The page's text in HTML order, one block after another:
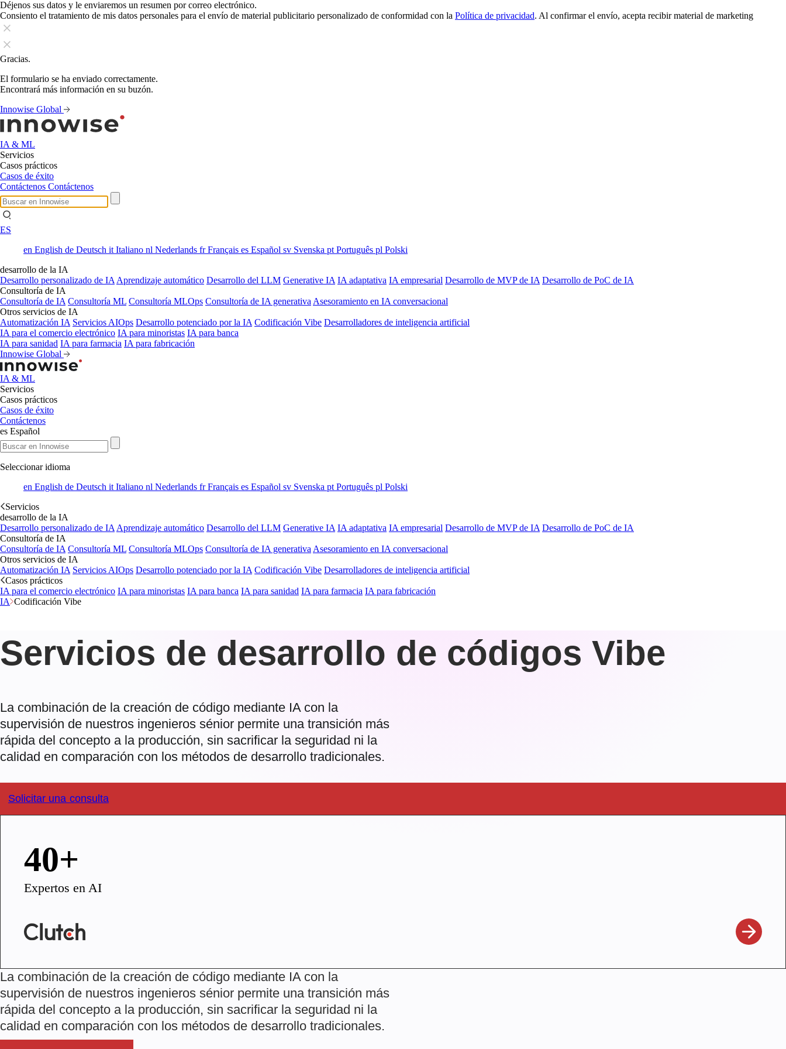
Déjenos sus datos y le enviaremos un resumen por correo electrónico.
Consiento el tratamiento de mis datos personales para el envío de material publicitario personalizado de conformidad con la Política de privacidad. Al confirmar el envío, acepta recibir material de marketing
Gracias.
El formulario se ha enviado correctamente.
Encontrará más información en su buzón.
Innowise Global
IA & ML
Servicios
Casos prácticos
Casos de éxito
Contáctenos Contáctenos
ES
en English de Deutsch it Italiano nl Nederlands frFrançais es Español sv Svenska pt Português pl Polski
desarrollo de la IA
Desarrollo personalizado de IA Aprendizaje automático Desarrollo del LLM Generative IA IA adaptativa IA empresarial Desarrollo de MVP de IA Desarrollo de PoC de IA
Consultoría de IA
Consultoría de IA Consultoría ML Consultoría MLOps Consultoría de IA generativa Asesoramiento en IA conversacional
Otros servicios de IA
Automatización IA Servicios AIOps Desarrollo potenciado por la IA Codificación Vibe Desarrolladores de inteligencia artificial
IA para el comercio electrónico IA para minoristas IA para banca
IA para sanidad IA para farmacia IA para fabricación
Innowise Global
IA & ML
Servicios
Casos prácticos
Casos de éxito
Contáctenos
es Español
Seleccionar idioma
en English de Deutsch it Italiano nl Nederlands frFrançais es Español sv Svenska pt Português pl Polski
Servicios
desarrollo de la IA
Desarrollo personalizado de IA Aprendizaje automático Desarrollo del LLM Generative IA IA adaptativa IA empresarial Desarrollo de MVP de IA Desarrollo de PoC de IA
Consultoría de IA
Consultoría de IA Consultoría ML Consultoría MLOps Consultoría de IA generativa Asesoramiento en IA conversacional
Otros servicios de IA
Automatización IA Servicios AIOps Desarrollo potenciado por la IA Codificación Vibe Desarrolladores de inteligencia artificial
Casos prácticos
IA para el comercio electrónico IA para minoristas IA para banca IA para sanidad IA para farmacia IA para fabricación
IA Codificación Vibe
Servicios de desarrollo de códigos Vibe
La combinación de la creación de código mediante IA con la
supervisión de nuestros ingenieros sénior permite una transición más
rápida del concepto a la producción, sin sacrificar la seguridad ni la
calidad en comparación con los métodos de desarrollo tradicionales.
Solicitar una consulta
40+
Expertos en AI
La combinación de la creación de código mediante IA con la
supervisión de nuestros ingenieros sénior permite una transición más
rápida del concepto a la producción, sin sacrificar la seguridad ni la
calidad en comparación con los métodos de desarrollo tradicionales.